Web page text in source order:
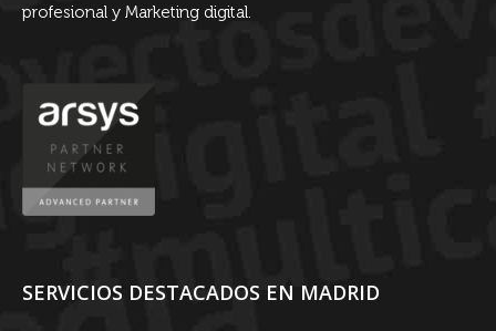
profesional y Marketing digital.
SERVICIOS DESTACADOS EN MADRID